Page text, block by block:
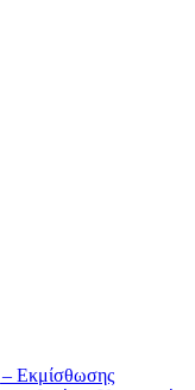
Εκμίσθωσης